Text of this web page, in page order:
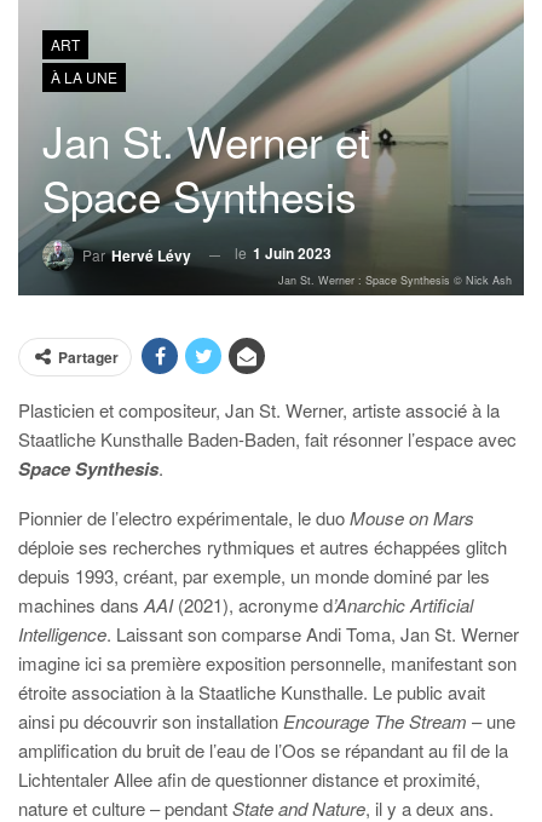
ART
À LA UNE
Jan St. Werner et
Space Synthesis
ParHervé Lévy le 1 Juin 2023
Jan St. Werner : Space Synthesis © Nick Ash
Partager
Plasticien et compositeur, Jan St. Werner, artiste associé à la
Staatliche Kunsthalle Baden-Baden, fait résonner l’espace avec
Space Synthesis.
Pionnier de l’electro expérimentale, le duoMouse on Mars
déploie ses recherches rythmiques et autres échappées glitch
depuis 1993, créant, par exemple, un monde dominé par les
machines dans AAI(2021), acronyme d’Anarchic Artificial
Intelligence. Laissant son comparse Andi Toma, Jan St. Werner
imagine ici sa première exposition personnelle, manifestant son
étroite association à la Staatliche Kunsthalle. Le public avait
ainsi pu découvrir son installation Encourage The Stream – une
amplification du bruit de l’eau de l’Oos se répandant au fil de la
Lichtentaler Allee afin de questionner distance et proximité,
nature et culture – pendantState and Nature, il y a deux ans.